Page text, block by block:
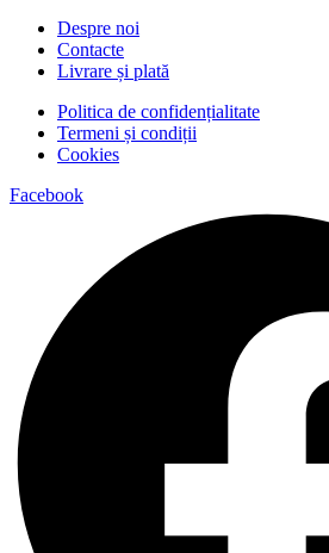
Despre noi
Contacte
Livrare și plată
Politica de confidențialitate
Termeni și condiții
Cookies
Facebook